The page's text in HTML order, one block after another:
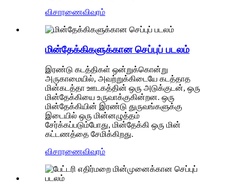
விசாரணைவிவரம்
மின்தேக்கிகளுக்கான செப்புப் படலம்
இரண்டு கடத்திகள் ஒன்றுக்கொன்று
அருகாமையில், அவற்றுக்கிடையே கடத்தாத
மின்கடத்தா ஊடகத்தின் ஒரு அடுக்குடன், ஒரு
மின்தேக்கியை உருவாக்குகின்றன. ஒரு
மின்தேக்கியின் இரண்டு துருவங்களுக்கு
இடையில் ஒரு மின்னழுத்தம்
சேர்க்கப்படும்போது, ​​மின்தேக்கி ஒரு மின்
கட்டணத்தை சேமிக்கிறது.
விசாரணைவிவரம்